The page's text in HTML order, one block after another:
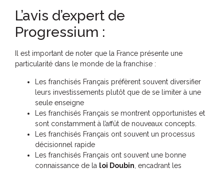
L’avis d’expert de
Progressium :
Il est important de noter que la France présente une
particularité dans le monde de la franchise :
Les franchisés Français préfèrent souvent diversifier
leurs investissements plutôt que de se limiter à une
seule enseigne
Les franchisés Français se montrent opportunistes et
sont constamment à l’affût de nouveaux concepts.
Les franchisés Français ont souvent un processus
décisionnel rapide
Les franchisés Français ont souvent une bonne
connaissance de la loi Doubin , encadrant les